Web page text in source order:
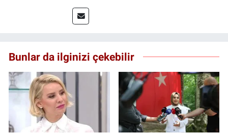
Bunlar da ilginizi çekebilir